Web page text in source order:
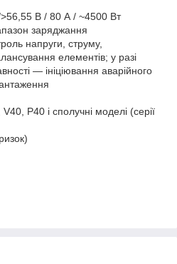
56,55 В / 80 А / ~4500 Вт
заряджання
напруги, струму,
елементів; у разі
— ініціювання аварійного
P40 і сполучні моделі (серії